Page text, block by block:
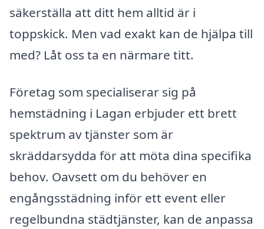
säkerställa att ditt hem alltid är i
toppskick. Men vad exakt kan de hjälpa till
med? Låt oss ta en närmare titt.
Företag som specialiserar sig på
hemstädning i Lagan erbjuder ett brett
spektrum av tjänster som är
skräddarsydda för att möta dina specifika
behov. Oavsett om du behöver en
engångsstädning inför ett event eller
regelbundna städtjänster, kan de anpassa